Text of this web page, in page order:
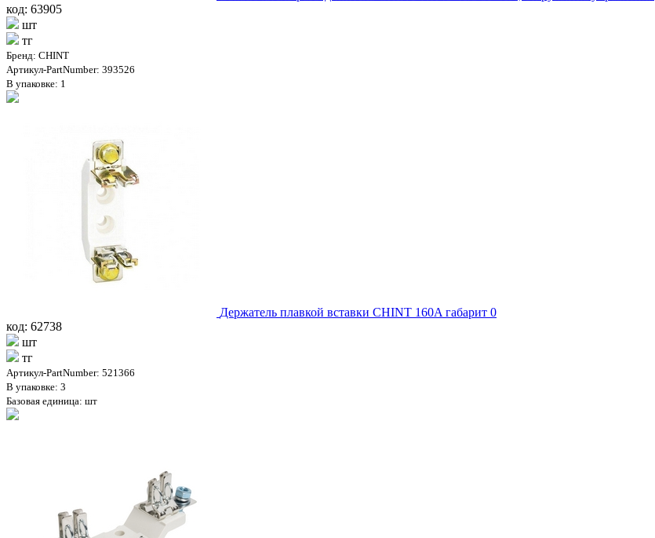
код: 63905
шт
тг
Бренд: CHINT
Артикул-PartNumber: 393526
В упаковке: 1
Держатель плавкой вставки CHINT 160A габарит 0
код: 62738
шт
тг
Артикул-PartNumber: 521366
В упаковке: 3
Базовая единица: шт